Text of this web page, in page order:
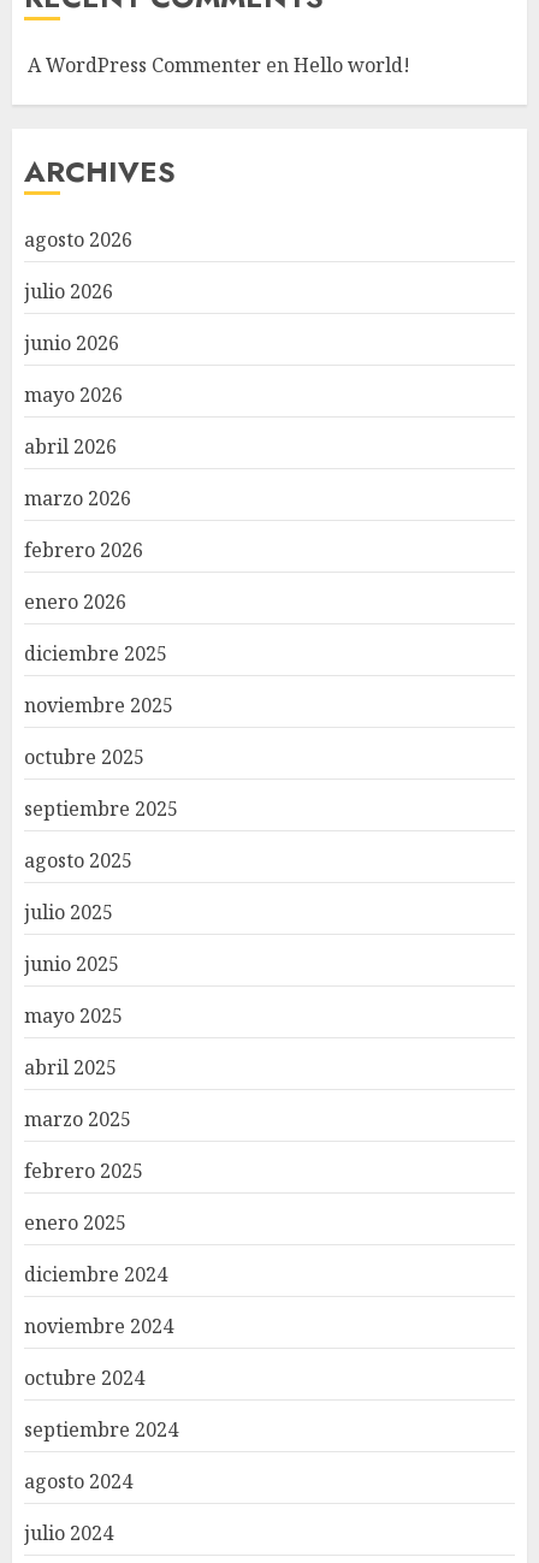
A WordPress Commenter enHello world!
ARCHIVES
agosto 2026
julio 2026
junio 2026
mayo 2026
abril 2026
marzo 2026
febrero 2026
enero 2026
diciembre 2025
noviembre 2025
octubre 2025
septiembre 2025
agosto 2025
julio 2025
junio 2025
mayo 2025
abril 2025
marzo 2025
febrero 2025
enero 2025
diciembre 2024
noviembre 2024
octubre 2024
septiembre 2024
agosto 2024
julio 2024